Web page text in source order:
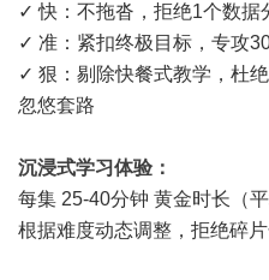
✓ 快：不拖沓，拒绝1个数据
✓ 准：紧扣终极目标，专攻
✓ 狠：剔除快餐式教学，杜
忽悠套路
沉浸式学习体验 ：
每集 25-40分钟 黄金时长（平
根据难度动态调整，拒绝碎